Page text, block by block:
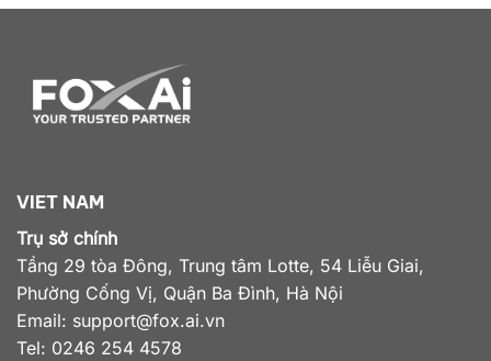
VIET NAM
Trụ sở chính
Tầng 29 tòa Đông, Trung tâm Lotte, 54 Liễu Giai,
Phường Cống Vị, Quận Ba Đình, Hà Nội
Email: support@fox.ai.vn
Tel: 0246 254 4578